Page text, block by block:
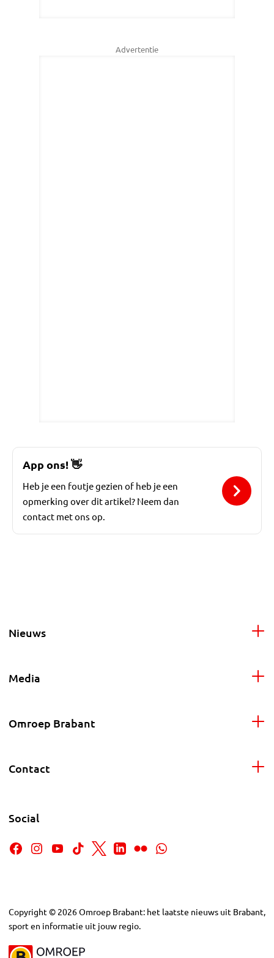
Advertentie
App ons!👋
Heb je een foutje gezien of heb je een
opmerking over dit artikel? Neem dan
contact met ons op.
Nieuws
Media
Omroep Brabant
Contact
Social
Copyright © 2026Omroep Brabant: het laatste nieuws uit Brabant,
sport en informatie uit jouw regio.